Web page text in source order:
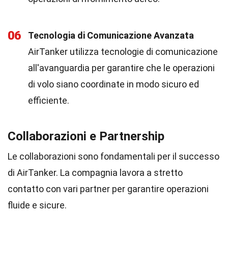
06
Tecnologia di Comunicazione Avanzata
AirTanker utilizza tecnologie di comunicazione
all'avanguardia per garantire che le operazioni
di volo siano coordinate in modo sicuro ed
efficiente.
Collaborazioni e Partnership
Le collaborazioni sono fondamentali per il successo
di AirTanker. La compagnia lavora a stretto
contatto con vari partner per garantire operazioni
fluide e sicure.